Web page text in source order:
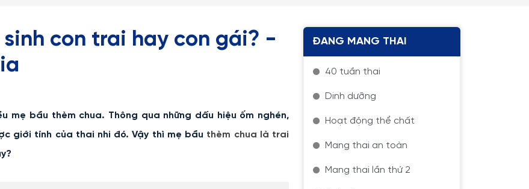
con trai hay con gái? -
mẹ bầu thèm chua. Thông qua những dấu hiệu ốm nghén,
giới tính của thai nhi đó. Vậy thì mẹ bầu thèm chua là trai
ĐANG MANG THAI
40 tuần thai
Dinh dưỡng
Hoạt động thể chất
Mang thai an toàn
Mang thai lần thứ 2